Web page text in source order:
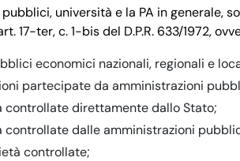
università e la PA in generale,
17-ter, c. 1-bis del D.P.R. 633/1972,
economici nazionali, regionali e
partecipate da amministrazioni
controllate direttamente dallo Stato;
controllate dalle amministrazioni
controllate;